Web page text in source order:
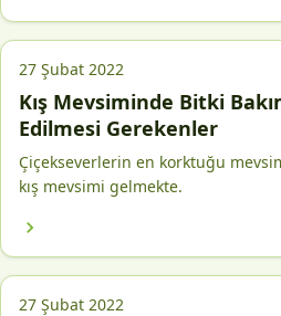
27 Şubat 2022
Kış Mevsiminde Bitki
Edilmesi Gerekenler
Çiçekseverlerin en korktuğu
kış mevsimi gelmekte.
27 Şubat 2022